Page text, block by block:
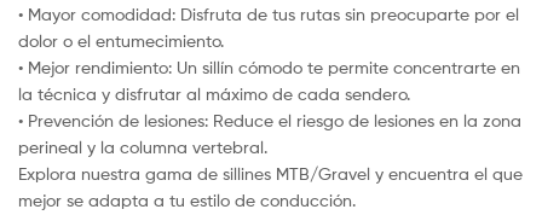
• Mayor comodidad: Disfruta de tus rutas sin preocuparte por el
dolor o el entumecimiento.
• Mejor rendimiento: Un sillín cómodo te permite concentrarte en
la técnica y disfrutar al máximo de cada sendero.
• Prevención de lesiones: Reduce el riesgo de lesiones en la zona
perineal y la columna vertebral.
Explora nuestra gama de sillines MTB/Gravel y encuentra el que
mejor se adapta a tu estilo de conducción.